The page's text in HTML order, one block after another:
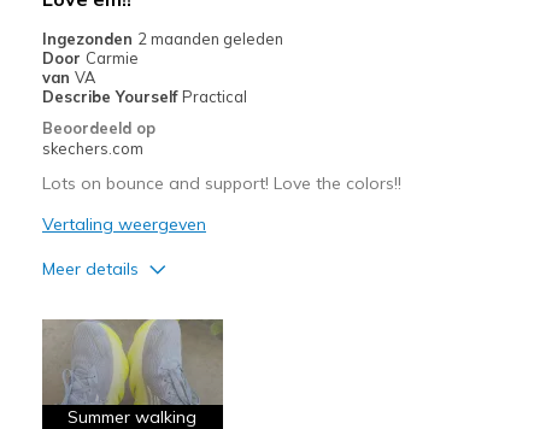
Width
Feels true to width
Sizing
View On Shoes
I'm Really Into Shoes
Ingezonden 2 maanden geleden
Door Carmie
van VA
Describe Yourself Practical
Beoordeeld op
skechers.com
Lots on bounce and support! Love the colors!!
Vertaling weergeven
Meer details
Attractive Design
Comfortable
Summer walking